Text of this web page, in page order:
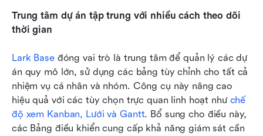
Trung tâm dự án tập trung với nhiều cách theo dõi
thời gian
Lark Base đóng vai trò là trung tâm để quản lý các dự
án quy mô lớn, sử dụng các bảng tùy chỉnh cho tất cả
nhiệm vụ cá nhân và nhóm. Công cụ này nâng cao
hiệu quả với các tùy chọn trực quan linh hoạt như chế
độ xem Kanban, Lưới và Gantt. Bổ sung cho điều này,
các Bảng điều khiển cung cấp khả năng giám sát cần